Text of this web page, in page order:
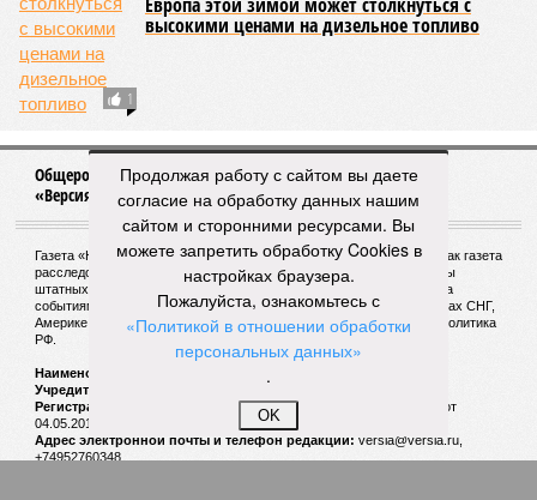
ЕЩЕ ИЗ РАЗДЕЛА «ОБЩЕСТВО»
Вышел трейлер девятого эпизода «Звездных
войн»
Мать осужденной за наркотики
израильтянки записала видеообращение
Продолжая работу с сайтом вы даете
согласие на обработку данных нашим
сайтом и сторонними ресурсами. Вы
можете запретить обработку Cookies в
настройках браузера.
Пожалуйста, ознакомьтесь с
«Политикой в отношении обработки
персональных данных»
.
OK